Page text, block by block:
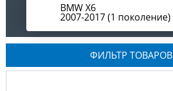
BMW X6
2007-2017 (1 поколение)
ФИЛЬТР ТОВАРОВ